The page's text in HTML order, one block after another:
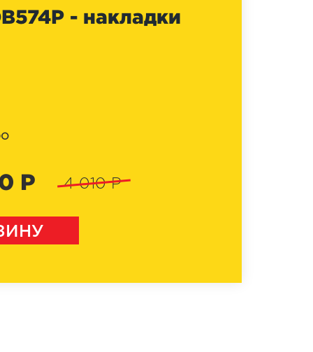
- накладки
Р 4 010 Р